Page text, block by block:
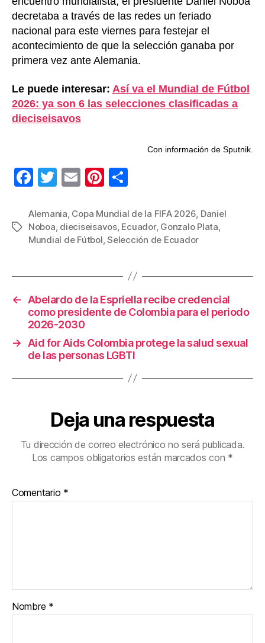
decretaba a través de las redes un feriado
nacional para este viernes para festejar el
acontecimiento de que la selección ganaba por
primera vez ante Alemania.
Le puede interesar: Así va el Mundial de Fútbol
2026: ya son 6 las selecciones clasificadas a
dieciseisavos
Con información de Sputnik.
F
c
e
o
o
k
T
tt
er
E
ail
Pi
er
e
m
p
tir
Etiquetas
Alemania Copa Mundial de la FIFA 2026 Daniel
Noboa dieciseisavos, Ecuador, Gonzalo Plata
Mundial de Fútbol ,Selección de Ecuador
←
Abelardo de la Espriella recibe credencial
como presidente de Colombia para el periodo
2026-2030
→
Aid for Aids Colombia protege la salud sexual
de las personas LGBTI
Deja una respuesta
Tu dirección de correo electrónico no será publicada.
Los campos obligatorios están marcados con *
Comentario *
Nombre *